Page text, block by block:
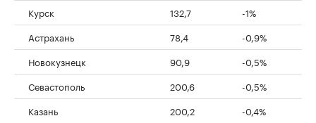
Курск
132,7
-1%
Астрахань
78,4
-0,9%
Новокузнецк
90,9
-0,5%
Севастополь
200,6
-0,5%
Казань
200,2
-0,4%